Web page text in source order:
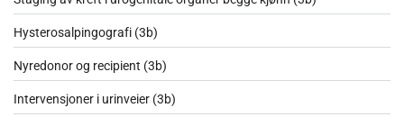
Hysterosalpingografi (3b)
Nyredonor og recipient (3b)
Intervensjoner i urinveier (3b)